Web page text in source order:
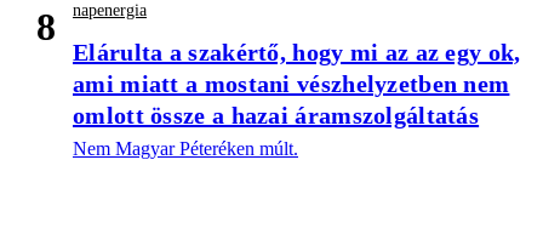
8 napenergia
Elárulta a szakértő, hogy mi az az egy ok,
ami miatt a mostani vészhelyzetben nem
omlott össze a hazai áramszolgáltatás
Nem Magyar Péteréken múlt.